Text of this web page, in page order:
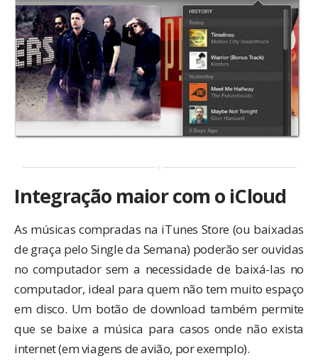
Integração maior com o iCloud
As músicas compradas na iTunes Store (ou baixadas
de graça pelo Single da Semana) poderão ser ouvidas
no computador sem a necessidade de baixá-las no
computador, ideal para quem não tem muito espaço
em disco. Um botão de download também permite
que se baixe a música para casos onde não exista
internet (em viagens de avião, por exemplo).